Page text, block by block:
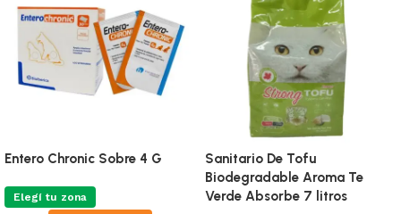
Entero Chronic Sobre 4 G
Elegí tu zona
Sanitario De Tofu
Biodegradable Aroma Te
Verde Absorbe 7 litros